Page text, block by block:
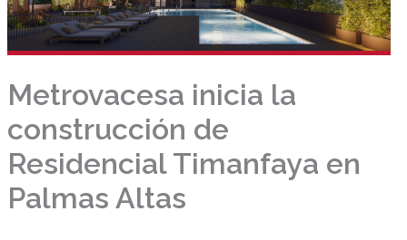
Metrovacesa inicia la
construcción de
Residencial Timanfaya en
Palmas Altas